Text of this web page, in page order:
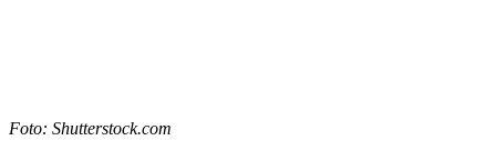
Foto: Shutterstock.com